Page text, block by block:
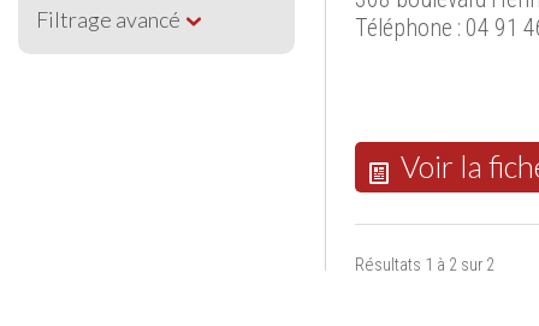
Filtrage avancé
Téléphone : 04 91
Voir la
Résultats 1 à 2 sur 2